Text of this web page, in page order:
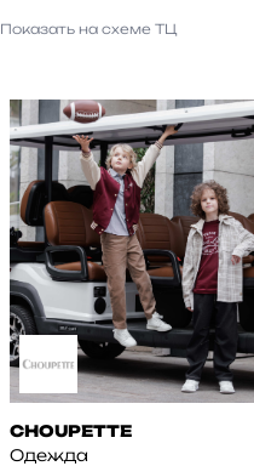
Показать на схеме ТЦ
CHOUPETTE
Одежда